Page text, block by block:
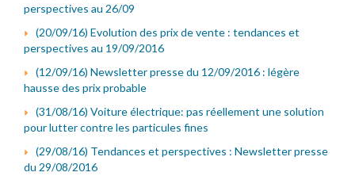
perspectives au 26/09
(20/09/16) Evolution des prix de vente : tendances et
perspectives au 19/09/2016
(12/09/16) Newsletter presse du 12/09/2016 : légère
hausse des prix probable
(31/08/16) Voiture électrique: pas réellement une solution
pour lutter contre les particules fines
(29/08/16) Tendances et perspectives : Newsletter presse
du 29/08/2016